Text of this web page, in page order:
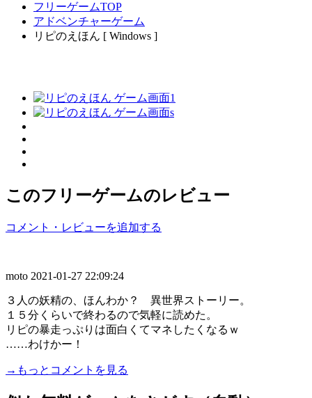
フリーゲームTOP
アドベンチャーゲーム
リピのえほん [ Windows ]
このフリーゲームのレビュー
コメント・レビューを追加する
moto 2021-01-27 22:09:24
３人の妖精の、ほんわか？ 異世界ストーリー。
１５分くらいで終わるので気軽に読めた。
リピの暴走っぷりは面白くてマネしたくなるｗ
……わけかー！
→もっとコメントを見る